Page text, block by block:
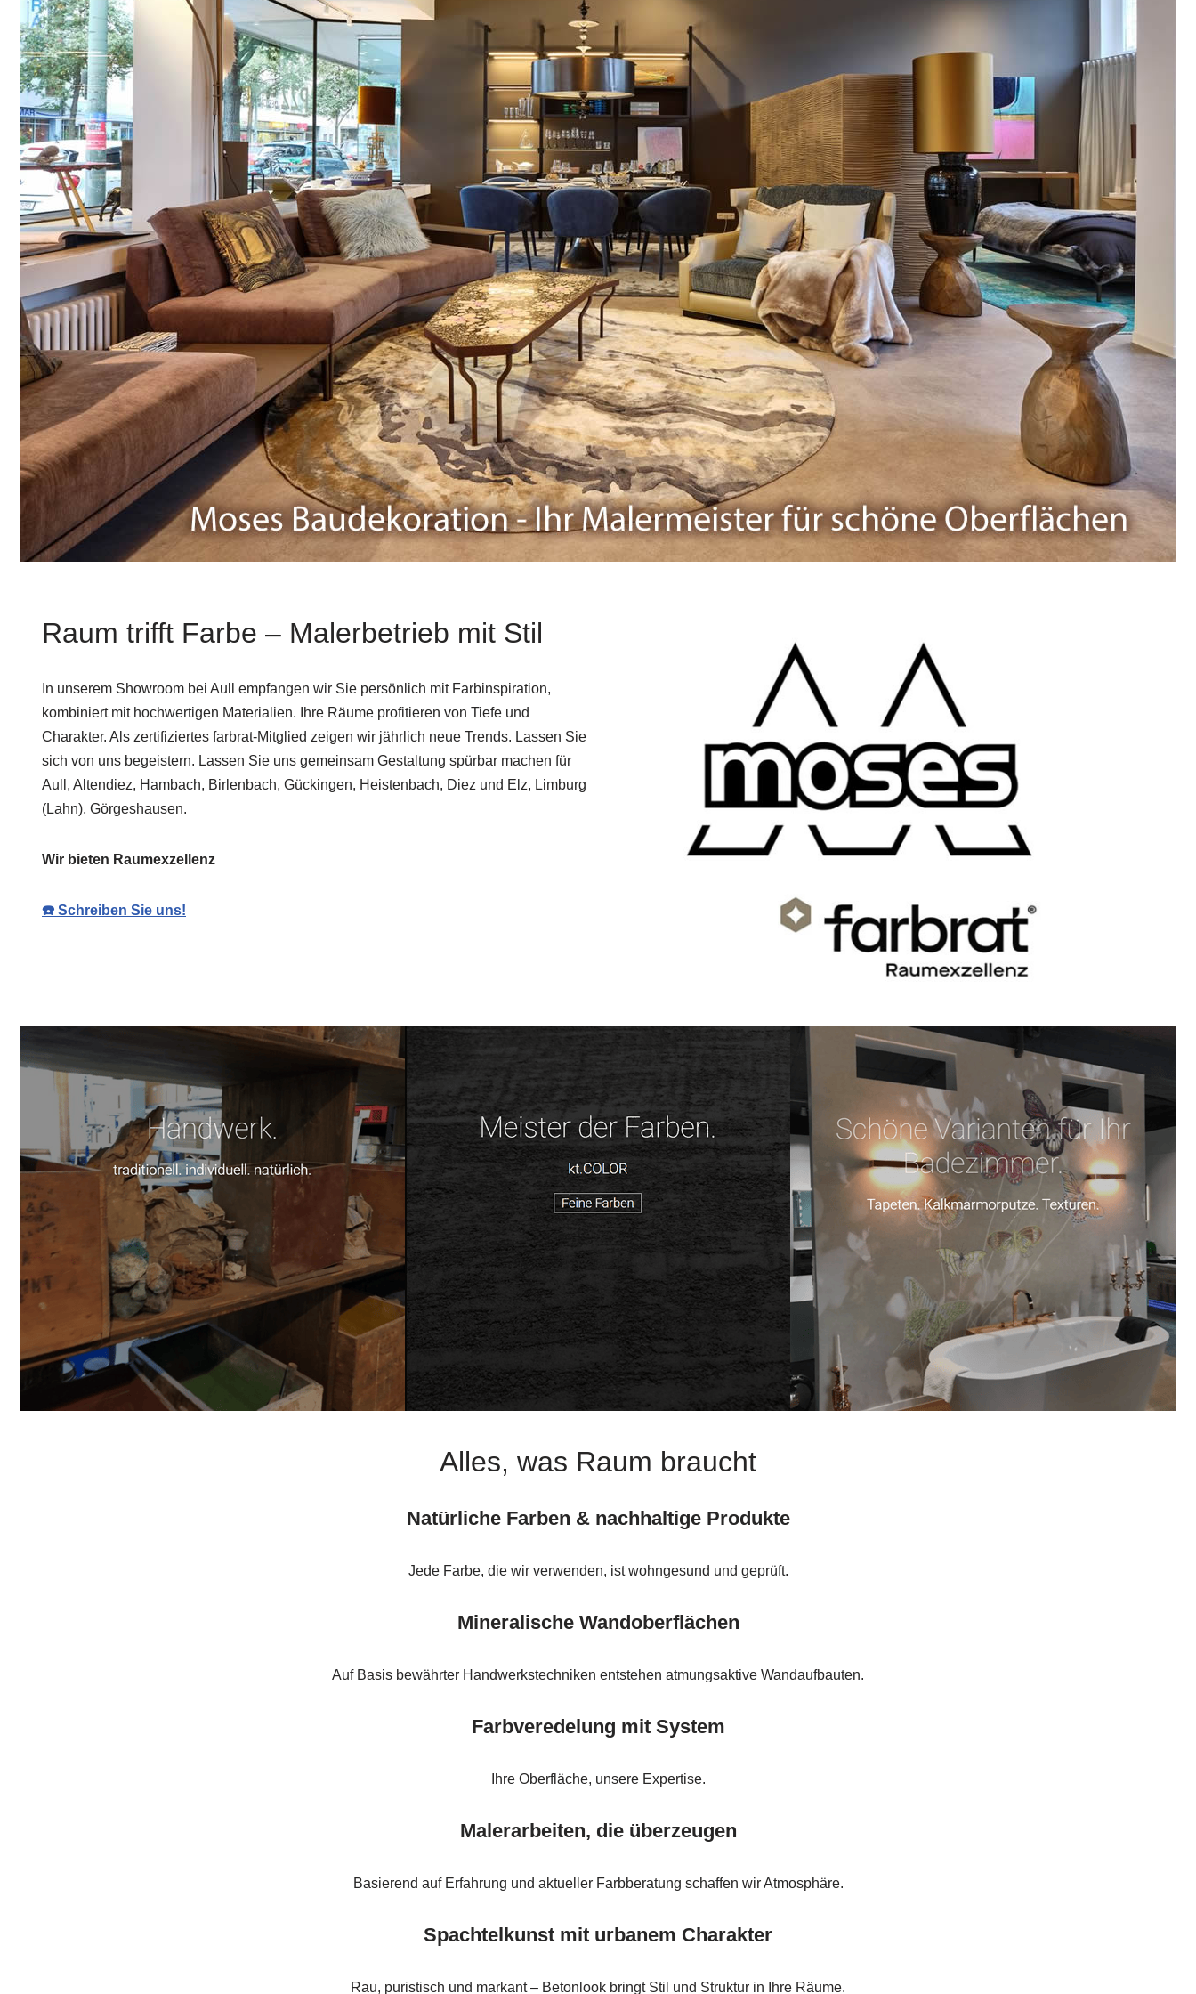
Raum trifft Farbe – Malerbetrieb mit Stil
In unserem Showroom bei Aull empfangen wir Sie persönlich mit Farbinspiration,
kombiniert mit hochwertigen Materialien. Ihre Räume profitieren von Tiefe und
Charakter. Als zertifiziertes farbrat-Mitglied zeigen wir jährlich neue Trends. Lassen Sie
sich von uns begeistern. Lassen Sie uns gemeinsam Gestaltung spürbar machen für
Aull, Altendiez, Hambach, Birlenbach, Gückingen, Heistenbach, Diez und Elz, Limburg
(Lahn), Görgeshausen.
Wir bieten Raumexzellenz
☎️ Schreiben Sie uns!
Alles, was Raum braucht
Natürliche Farben & nachhaltige Produkte
Jede Farbe, die wir verwenden, ist wohngesund und geprüft.
Mineralische Wandoberflächen
Auf Basis bewährter Handwerkstechniken entstehen atmungsaktive Wandaufbauten.
Farbveredelung mit System
Ihre Oberfläche, unsere Expertise.
Malerarbeiten, die überzeugen
Basierend auf Erfahrung und aktueller Farbberatung schaffen wir Atmosphäre.
Spachtelkunst mit urbanem Charakter
Rau, puristisch und markant – Betonlook bringt Stil und Struktur in Ihre Räume.